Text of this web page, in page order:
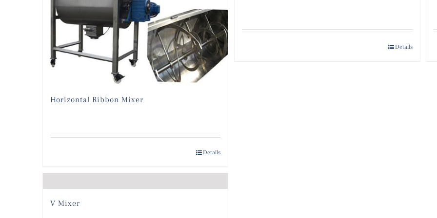
Horizontal Ribbon Mixer
Details
Details
V Mixer